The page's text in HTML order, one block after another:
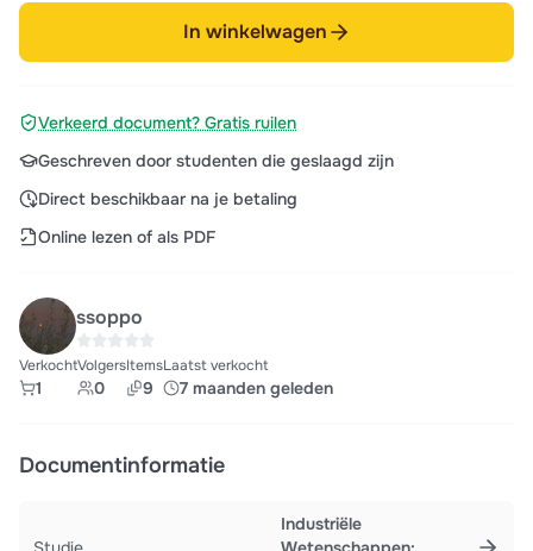
In winkelwagen
Verkeerd document? Gratis ruilen
Geschreven door studenten die geslaagd zijn
Direct beschikbaar na je betaling
Online lezen of als PDF
ssoppo
Verkocht
1
Volgers
0
Items
9
Laatst verkocht
7 maanden geleden
Documentinformatie
Industriële